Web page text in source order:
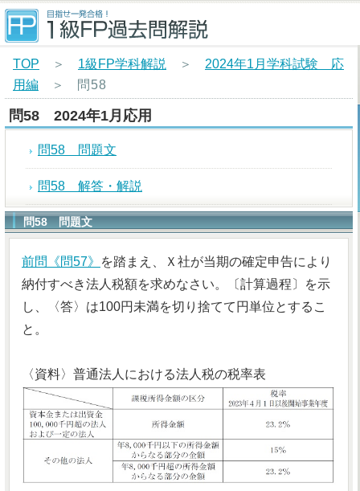
TOP ＞ 1級FP学科解説 ＞ 2024年1月学科試験 応
用編 ＞ 問58
問58 2024年1月応用
問58 問題文
問58 解答・解説
問58 問題文
前問《問57》
を踏まえ、Ｘ社が当期の確定申告により
納付すべき法人税額を求めなさい。〔計算過程〕を示
し、〈答〉は100円未満を切り捨てて円単位とするこ
と。
〈資料〉普通法人における法人税の税率表